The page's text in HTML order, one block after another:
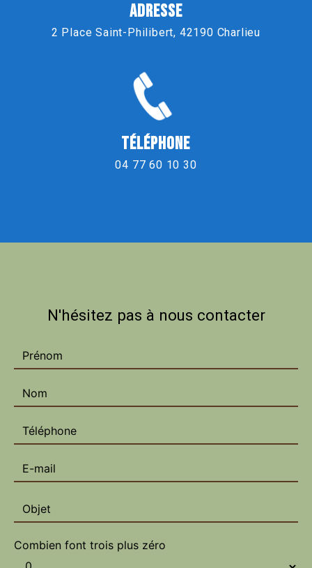
ADRESSE
2 Place Saint-Philibert, 42190 Charlieu
TÉLÉPHONE
04 77 60 10 30
N'hésitez pas à nous contacter
Combien font trois plus zéro